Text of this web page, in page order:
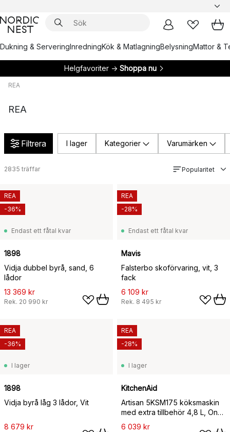
Dukning & ServeringInredningKök & MatlagningBelysningMattor &
Helgfavoriter → Shoppa nu
REA
REA
Filtrera I lager Kategorier Varumärken
2835 träffar Popularitet
Endast ett fåtal kvar
1898
Vidja dubbel byrå, sand, 6
lådor
13 369 kr
Rek. 20 990 kr
REA
-36%
Endast ett fåtal kvar
Mavis
Falsterbo skoförvaring, vit, 3
fack
6 109 kr
Rek. 8 495 kr
REA
-28%
I lager
1898
Vidja byrå låg 3 lådor, Vit
8 679 kr
REA
-36%
I lager
KitchenAid
Artisan 5KSM175 köksmaskin
med extra tillbehör 4,8 L, Onyx
black
6 039 kr
REA
-28%